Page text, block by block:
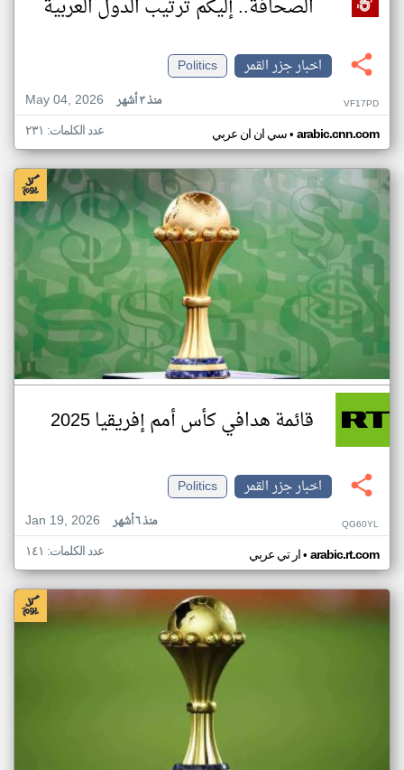
الصحافة.. إليكم ترتيب الدول العربية
اخبار جزر القمر
Politics
May 04, 2026
منذ ٣ أشهر VF17PD
سي ان ان عربي• arabic.cnn.com عدد الكلمات: ٢٣١
قائمة هدافي كأس أمم إفريقيا 2025
اخبار جزر القمر
Politics
Jan 19, 2026
منذ ٦ أشهر QG60YL
ار تي عربي• arabic.rt.com عدد الكلمات: ١٤١